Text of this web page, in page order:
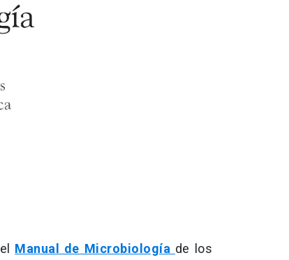
el Manual de Microbiología de los